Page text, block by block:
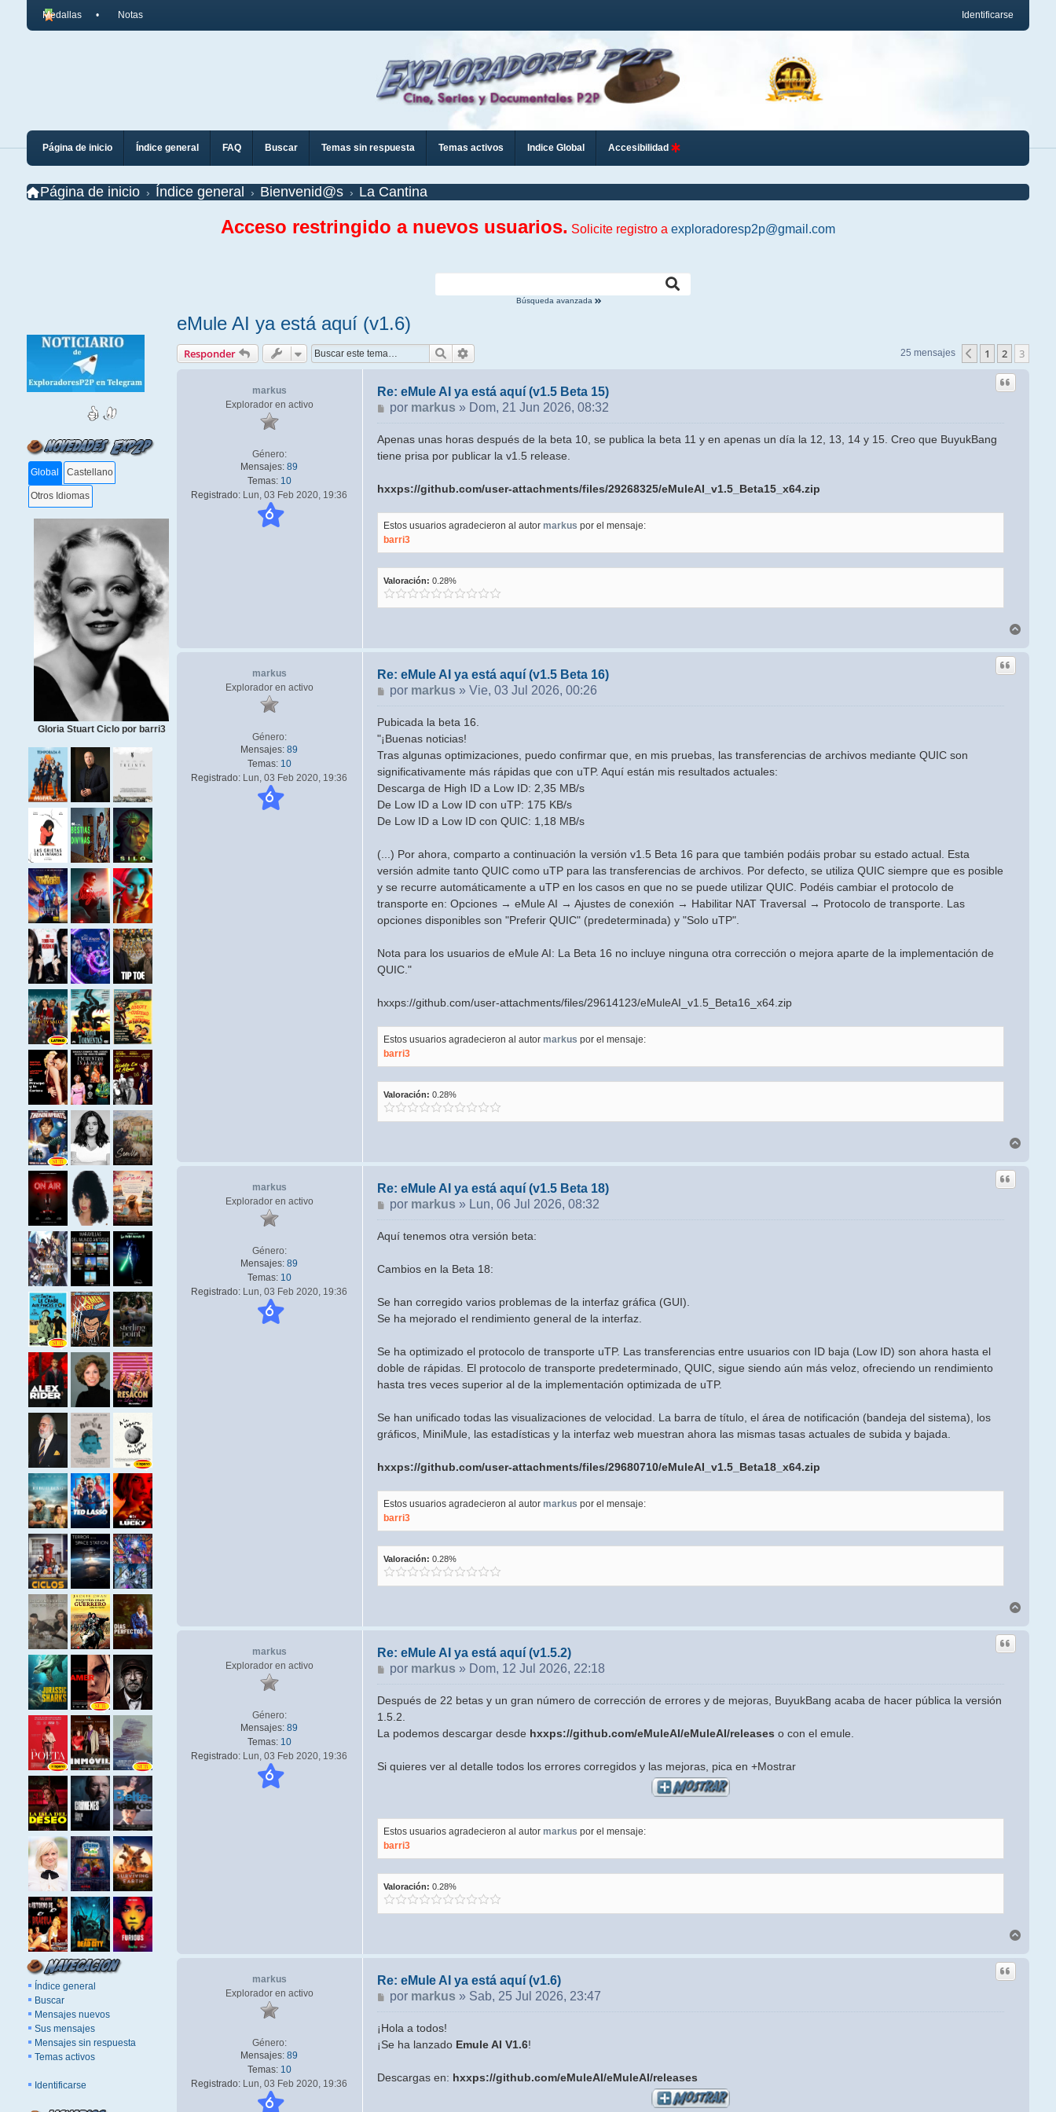
Identificarse
Medallas Notas
Página de inicio Índice general FAQ Buscar Temas sin respuesta Temas activos Indice Global Accesibilidad
Página de inicio Índice general Bienvenid@s La Cantina
Acceso restringido a nuevos usuarios. Solicite registro a exploradoresp2p@gmail.com
Búsqueda avanzada
Global Castellano
Otros Idiomas
Gloria Stuart Ciclo por barri3
Índice general
Buscar
Mensajes nuevos
Sus mensajes
Mensajes sin respuesta
Temas activos
Identificarse
eMule AI ya está aquí (v1.6)
Responder Buscar 25 mensajes Anterior
1 2 3
markus
Explorador en activo
Género:
Mensajes: 89
Temas: 10
Registrado: Lun, 03 Feb 2020, 19:36
6
Re: eMule AI ya está aquí (v1.5 Beta 15)
Mensaje
por markus » Dom, 21 Jun 2026, 08:32
Apenas unas horas después de la beta 10, se publica la beta 11 y en apenas un día la 12, 13, 14 y 15. Creo que BuyukBang
tiene prisa por publicar la v1.5 release.
hxxps://github.com/user-attachments/files/29268325/eMuleAI_v1.5_Beta15_x64.zip
Estos usuarios agradecieron al autor markus por el mensaje:
barri3
Valoración: 0.28%
markus
Explorador en activo
Género:
Mensajes: 89
Temas: 10
Registrado: Lun, 03 Feb 2020, 19:36
6
Re: eMule AI ya está aquí (v1.5 Beta 16)
Mensaje
por markus »Vie, 03 Jul 2026, 00:26
Pubicada la beta 16.
"¡Buenas noticias!
Tras algunas optimizaciones, puedo confirmar que, en mis pruebas, las transferencias de archivos mediante QUIC son
significativamente más rápidas que con uTP. Aquí están mis resultados actuales:
Descarga de High ID a Low ID: 2,35 MB/s
De Low ID a Low ID con uTP: 175 KB/s
De Low ID a Low ID con QUIC: 1,18 MB/s
(...) Por ahora, comparto a continuación la versión v1.5 Beta 16 para que también podáis probar su estado actual. Esta
versión admite tanto QUIC como uTP para las transferencias de archivos. Por defecto, se utiliza QUIC siempre que es posible
y se recurre automáticamente a uTP en los casos en que no se puede utilizar QUIC. Podéis cambiar el protocolo de
transporte en: Opciones → eMule AI → Ajustes de conexión → Habilitar NAT Traversal → Protocolo de transporte. Las
opciones disponibles son "Preferir QUIC" (predeterminada) y "Solo uTP".
Nota para los usuarios de eMule AI: La Beta 16 no incluye ninguna otra corrección o mejora aparte de la implementación de
QUIC."
hxxps://github.com/user-attachments/files/29614123/eMuleAI_v1.5_Beta16_x64.zip
Estos usuarios agradecieron al autor markus por el mensaje:
barri3
Valoración: 0.28%
markus
Explorador en activo
Género:
Mensajes: 89
Temas: 10
Registrado: Lun, 03 Feb 2020, 19:36
6
Re: eMule AI ya está aquí (v1.5 Beta 18)
Mensaje
por markus » Lun, 06 Jul 2026, 08:32
Aquí tenemos otra versión beta:
Cambios en la Beta 18:
Se han corregido varios problemas de la interfaz gráfica (GUI).
Se ha mejorado el rendimiento general de la interfaz.
Se ha optimizado el protocolo de transporte uTP. Las transferencias entre usuarios con ID baja (Low ID) son ahora hasta el
doble de rápidas. El protocolo de transporte predeterminado, QUIC, sigue siendo aún más veloz, ofreciendo un rendimiento
hasta tres veces superior al de la implementación optimizada de uTP.
Se han unificado todas las visualizaciones de velocidad. La barra de título, el área de notificación (bandeja del sistema), los
gráficos, MiniMule, las estadísticas y la interfaz web muestran ahora las mismas tasas actuales de subida y bajada.
hxxps://github.com/user-attachments/files/29680710/eMuleAI_v1.5_Beta18_x64.zip
Estos usuarios agradecieron al autor markus por el mensaje:
barri3
Valoración: 0.28%
markus
Explorador en activo
Género:
Mensajes: 89
Temas: 10
Registrado: Lun, 03 Feb 2020, 19:36
6
Re: eMule AI ya está aquí (v1.5.2)
Mensaje
por markus » Dom, 12 Jul 2026, 22:18
Después de 22 betas y un gran número de corrección de errores y de mejoras, BuyukBang acaba de hacer pública la versión
1.5.2.
La podemos descargar desde hxxps://github.com/eMuleAI/eMuleAI/releases o con el emule.
Si quieres ver al detalle todos los errores corregidos y las mejoras, pica en +Mostrar
Estos usuarios agradecieron al autor markus por el mensaje:
barri3
Valoración: 0.28%
markus
Explorador en activo
Género:
Mensajes: 89
Temas: 10
Registrado: Lun, 03 Feb 2020, 19:36
6
Re: eMule AI ya está aquí (v1.6)
Mensaje
por markus » Sab, 25 Jul 2026, 23:47
¡Hola a todos!
¡Se ha lanzado Emule AI V1.6!
Descargas en: hxxps://github.com/eMuleAI/eMuleAI/releases